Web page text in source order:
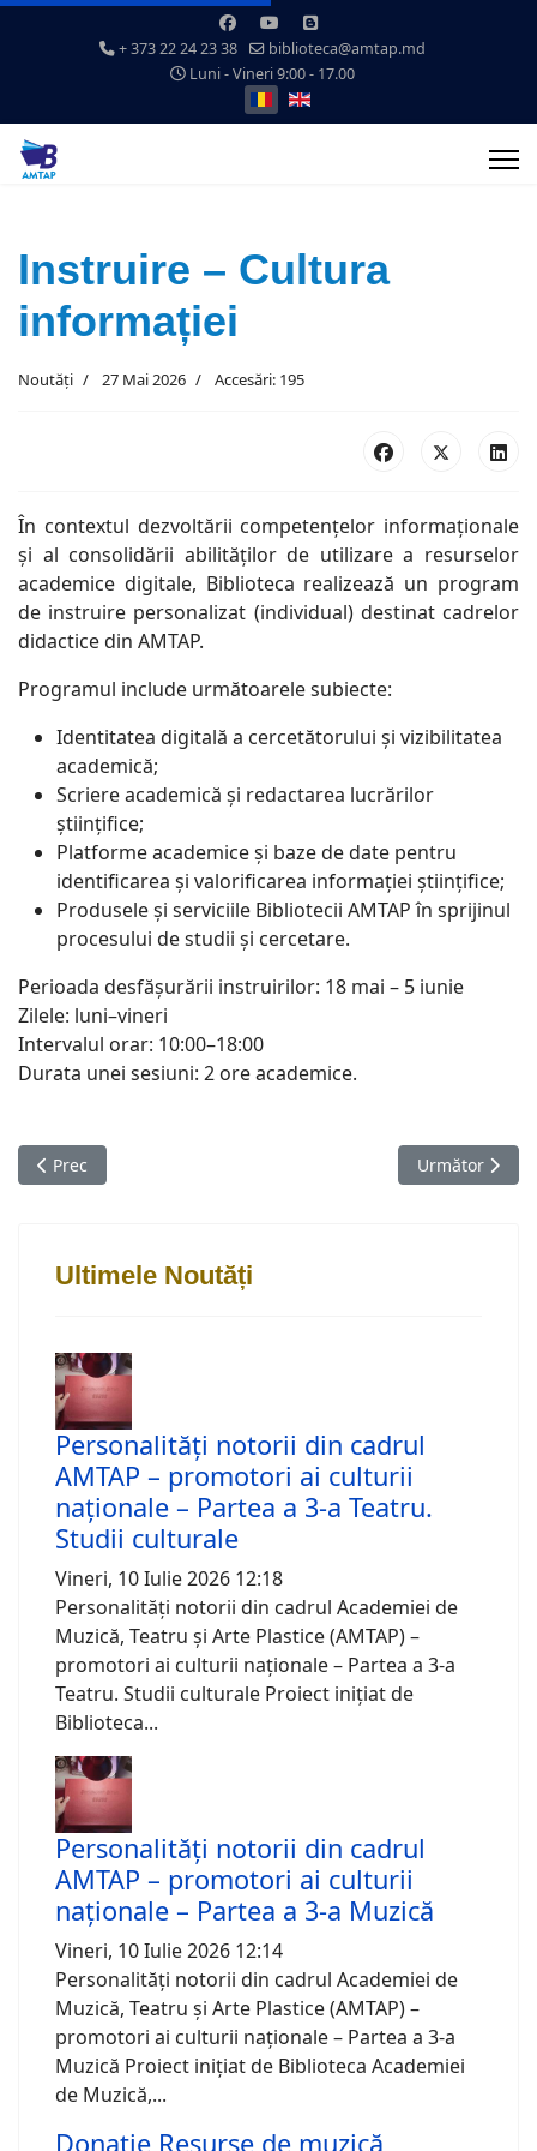
+ 373 22 24 23 38
biblioteca@amtap.md
Luni - Vineri 9:00 - 17.00
Selectați limba dvs
Instruire – Cultura
informației
Noutăți 27 Mai 2026 Accesări: 195
În contextul dezvoltării competențelor informaționale
și al consolidării abilităților de utilizare a resurselor
academice digitale, Biblioteca realizează un program
de instruire personalizat (individual) destinat cadrelor
didactice din AMTAP.
Programul include următoarele subiecte:
Identitatea digitală a cercetătorului și vizibilitatea
academică;
Scriere academică și redactarea lucrărilor
științifice;
Platforme academice și baze de date pentru
identificarea și valorificarea informației științifice;
Produsele și serviciile Bibliotecii AMTAP în sprijinul
procesului de studii și cercetare.
Perioada desfășurării instruirilor: 18 mai – 5 iunie
Zilele: luni–vineri
Intervalul orar: 10:00–18:00
Durata unei sesiuni: 2 ore academice.
Articol precedent: Mircea CĂRTĂRESCU - 70 de ani
Prec Articolul
Următor
Ultimele Noutăți
Personalități notorii din cadrul
AMTAP – promotori ai culturii
naționale – Partea a 3-a Teatru.
Studii culturale
Vineri, 10 Iulie 2026 12:18
Personalități notorii din cadrul Academiei de
Muzică, Teatru și Arte Plastice (AMTAP) –
promotori ai culturii naționale – Partea a 3-a
Teatru. Studii culturale Proiect inițiat de
Biblioteca...
Personalități notorii din cadrul
AMTAP – promotori ai culturii
naționale – Partea a 3-a Muzică
Vineri, 10 Iulie 2026 12:14
Personalități notorii din cadrul Academiei de
Muzică, Teatru și Arte Plastice (AMTAP) –
promotori ai culturii naționale – Partea a 3-a
Muzică Proiect inițiat de Biblioteca Academiei
de Muzică,...
Donație Resurse de muzică